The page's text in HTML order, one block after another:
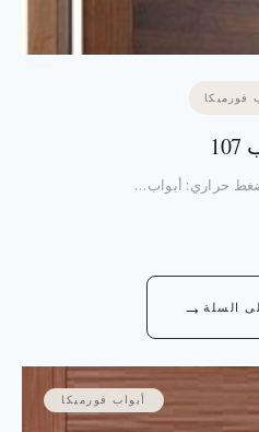
فورميكا
حراري: أبواب…
السلة →
أبواب فورميكا